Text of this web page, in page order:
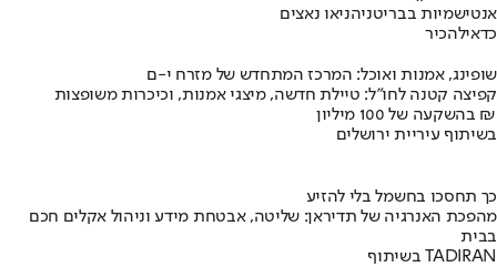
אנטישמיות בבריטניהניאו נאצים
כדאילהכיר
שופינג, אמנות ואוכל: המרכז המתחדש של מזרח י-ם
קפיצה קטנה לחו"ל: טיילת חדשה, מיצגי אמנות, וכיכרות משופצות
בהשקעה של 100 מיליון ₪
בשיתוף עיריית ירושלים
כך תחסכו בחשמל בלי להזיע
מהפכת האנרגיה של תדיראן: שליטה, אבטחת מידע וניהול אקלים חכם
בבית
בשיתוף TADIRAN